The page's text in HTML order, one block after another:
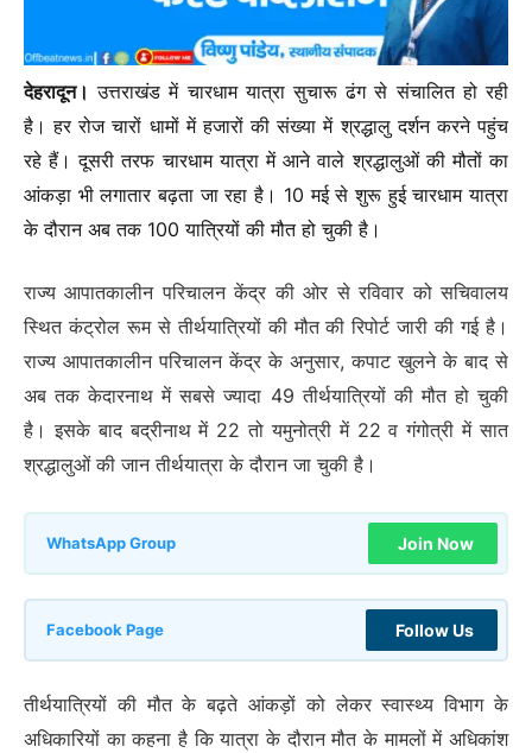
देहरादून। उत्तराखंड में चारधाम यात्रा सुचारू ढंग से संचालित हो रही
है। हर रोज चारों धामों में हजारों की संख्या में श्रद्धालु दर्शन करने पहुंच
रहे हैं। दूसरी तरफ चारधाम यात्रा में आने वाले श्रद्धालुओं की मौतों का
आंकड़ा भी लगातार बढ़ता जा रहा है। 10 मई से शुरू हुई चारधाम यात्रा
के दौरान अब तक 100 यात्रियों की मौत हो चुकी है।
राज्य आपातकालीन परिचालन केंद्र की ओर से रविवार को सचिवालय
स्थित कंट्रोल रूम से तीर्थयात्रियों की मौत की रिपोर्ट जारी की गई है।
राज्य आपातकालीन परिचालन केंद्र के अनुसार, कपाट खुलने के बाद से
अब तक केदारनाथ में सबसे ज्यादा 49 तीर्थयात्रियों की मौत हो चुकी
है। इसके बाद बद्रीनाथ में 22 तो यमुनोत्री में 22 व गंगोत्री में सात
श्रद्धालुओं की जान तीर्थयात्रा के दौरान जा चुकी है।
WhatsApp Group Join Now
Facebook Page Follow Us
तीर्थयात्रियों की मौत के बढ़ते आंकड़ों को लेकर स्वास्थ्य विभाग के
अधिकारियों का कहना है कि यात्रा के दौरान मौत के मामलों में अधिकांश